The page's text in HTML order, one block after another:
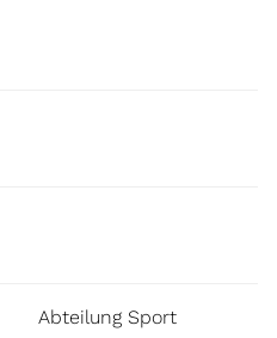
Abteilung Sport